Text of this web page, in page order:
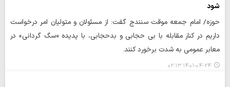
شود
حوزه/ امام جمعه موقت سنندج گفت: از مسئولان و متولیان امر درخواست
داریم در کنار مقابله با بی حجابی و بدحجابی، با پدیده «سگ گردانی» در
معابر عمومی به شدت برخورد کنند.
۱۴۰۱-۰۴-۲۴ ۰۲:۱۳